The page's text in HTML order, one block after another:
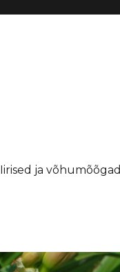
Iirised ja võhumõõgad